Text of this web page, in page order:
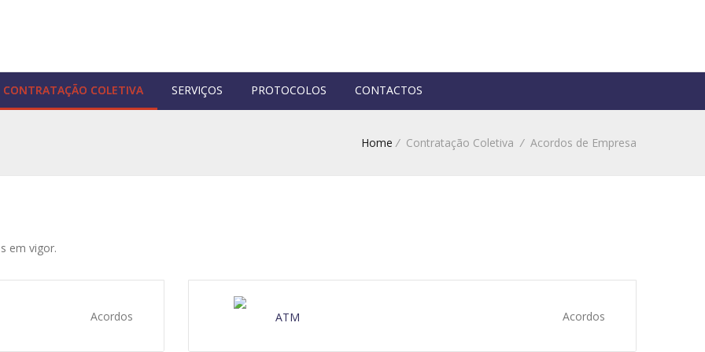
CONTRATAÇÃO COLETIVA SERVIÇOS PROTOCOLOS CONTACTOS
Home /Contratação Coletiva/Acordos de Empresa
em vigor.
Acordos Acordos
ATM